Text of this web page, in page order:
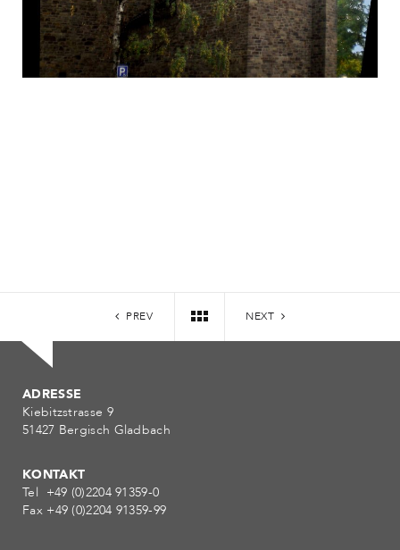
PREV NEXT
ADRESSE
Kiebitzstrasse 9
51427 Bergisch Gladbach
KONTAKT
Tel +49 (0)2204 91359-0
Fax +49 (0)2204 91359-99